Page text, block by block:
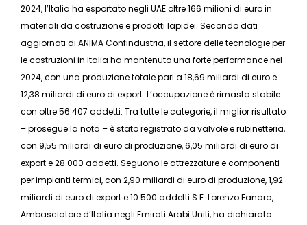
2024, l’Italia ha esportato negli UAE oltre 166 milioni di euro in
materiali da costruzione e prodotti lapidei. Secondo dati
aggiornati di ANIMA Confindustria, il settore delle tecnologie per
le costruzioni in Italia ha mantenuto una forte performance nel
2024, con una produzione totale pari a 18,69 miliardi di euro e
12,38 miliardi di euro di export. L’occupazione è rimasta stabile
con oltre 56.407 addetti. Tra tutte le categorie, il miglior risultato
– prosegue la nota – è stato registrato da valvole e rubinetteria,
con 9,55 miliardi di euro di produzione, 6,05 miliardi di euro di
export e 28.000 addetti. Seguono le attrezzature e componenti
per impianti termici, con 2,90 miliardi di euro di produzione, 1,92
miliardi di euro di export e 10.500 addetti.S.E. Lorenzo Fanara,
Ambasciatore d’Italia negli Emirati Arabi Uniti, ha dichiarato: